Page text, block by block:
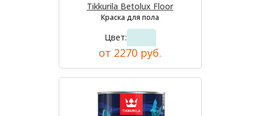
Tikkurila Betolux Floor
Краска для пола
Цвет:
от 2270 руб.